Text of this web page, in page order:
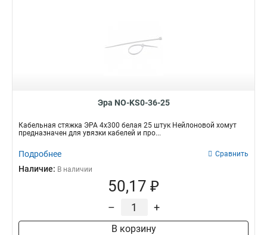
Эра NO-KS0-36-25
Кабельная стяжка ЭРА 4x300 белая 25 штук Нейлоновой хомут
предназначен для увязки кабелей и про...
Подробнее Сравнить
Наличие: В наличии
50,17 ₽
– +
В корзину